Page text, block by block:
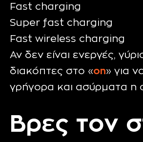
Fast charging
Super fast charging
Fast wireless charging
Αν δεν είναι ενεργές,
διακόπτες στο «on» για
γρήγορα και ασύρματα η
Βρες τον